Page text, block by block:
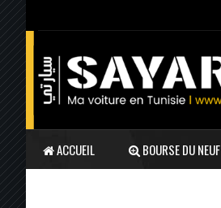
ACCUEIL BOURSE DU NEUF